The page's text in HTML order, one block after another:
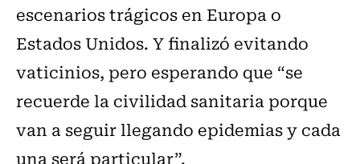
escenarios trágicos en Europa o
Estados Unidos. Y finalizó evitando
vaticinios, pero esperando que “se
recuerde la civilidad sanitaria porque
van a seguir llegando epidemias y cada
una será particular”.